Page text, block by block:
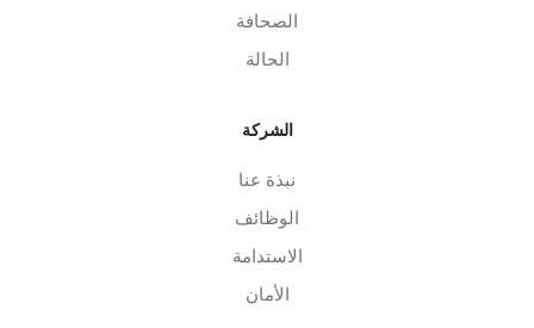
الصحافة
الحالة
الشركة
نبذة عنا
الوظائف
الاستدامة
الأمان